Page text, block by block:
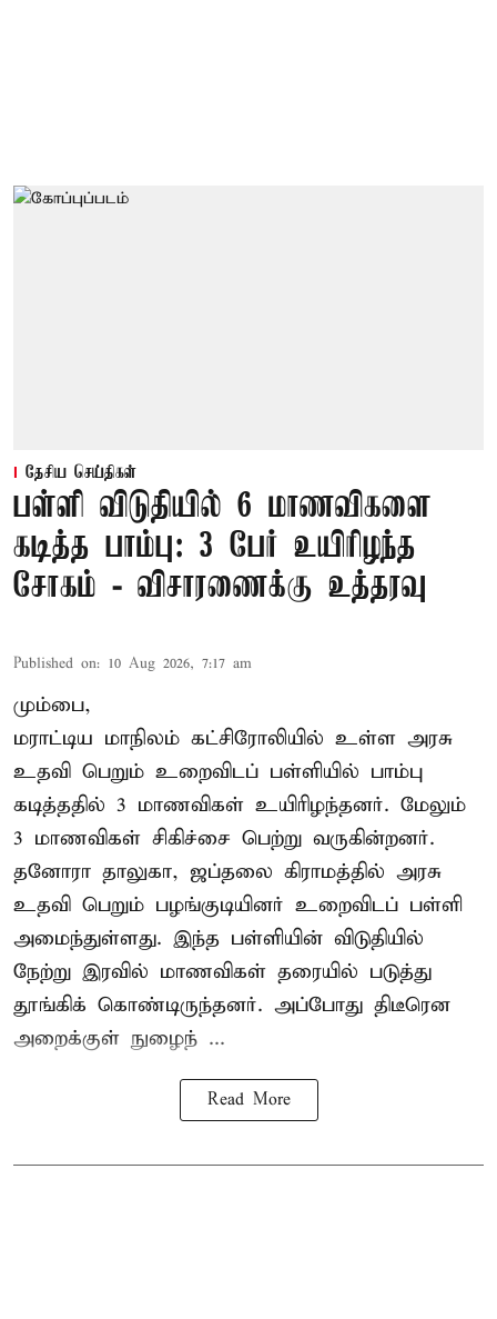
தேசிய செய்திகள்
பள்ளி விடுதியில் 6 மாணவிகளை
கடித்த பாம்பு: 3 பேர் உயிரிழந்த
சோகம் - விசாரணைக்கு உத்தரவு
Published on: 10 Aug 2026, 7:17 am
மும்பை,
மராட்டிய மாநிலம் கட்சிரோலியில் உள்ள அரசு
உதவி பெறும் உறைவிடப் பள்ளியில் பாம்பு
கடித்ததில் 3 மாணவிகள் உயிரிழந்தனர். மேலும்
3 மாணவிகள் சிகிச்சை பெற்று வருகின்றனர்.
தனோரா தாலுகா, ஜப்தலை கிராமத்தில் அரசு
உதவி பெறும் பழங்குடியினர் உறைவிடப் பள்ளி
அமைந்துள்ளது. இந்த பள்ளியின் விடுதியில்
நேற்று இரவில் மாணவிகள் தரையில் படுத்து
தூங்கிக் கொண்டிருந்தனர். அப்போது திடீரென
அறைக்குள் நுழைந் ...
Read More